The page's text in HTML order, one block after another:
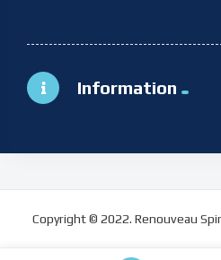
Information
Copyright © 2022. Renouveau